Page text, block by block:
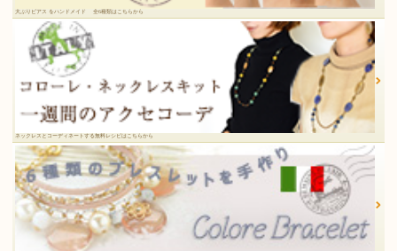
大ぶりピアス をハンドメイド 全6種類はこちらから
ネックレスとコーディネートする無料レシピはこちらから